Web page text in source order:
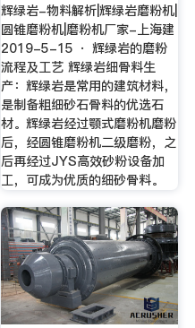
辉绿岩-物料解析|辉绿岩磨粉机|
圆锥磨粉机|磨粉机厂家-上海建
2019-5-15 · 辉绿岩的磨粉
流程及工艺 辉绿岩细骨料生
产：辉绿岩是常用的建筑材料，
是制备粗细砂石骨料的优选石
材。辉绿岩经过颚式磨粉机磨粉
后，经圆锥磨粉机二级磨粉，之
后再经过JYS高效砂粉设备加
工，可成为优质的细砂骨料。